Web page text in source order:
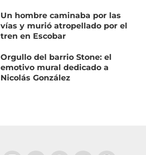
Un hombre caminaba por las
vías y murió atropellado por el
tren en Escobar
Orgullo del barrio Stone: el
emotivo mural dedicado a
Nicolás González